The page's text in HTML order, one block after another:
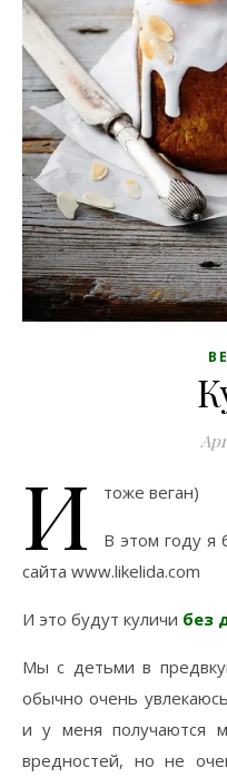
И тоже веган)
В этом году я
сайта www.likelida.com
И это будут куличи без
Мы с детьми в
обычно очень
и у меня получаются
вредностей, но не